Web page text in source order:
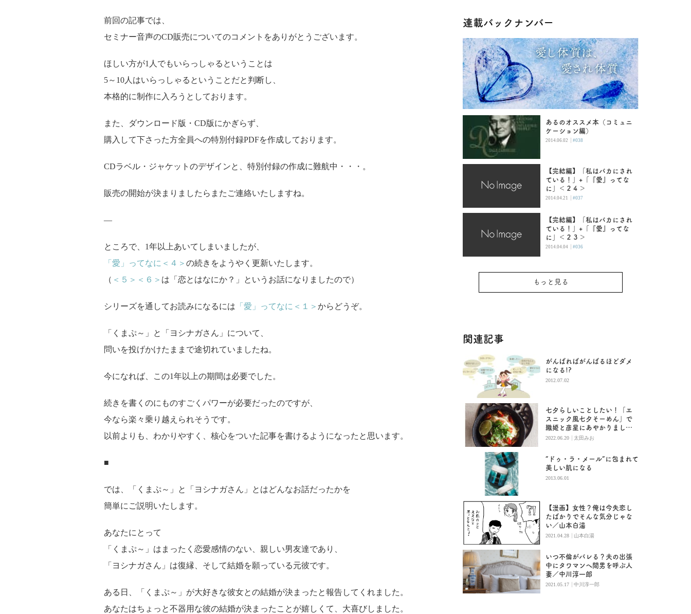
前回の記事では、
セミナー音声のCD販売についてのコメントをありがとうございます。
ほしい方が1人でもいらっしゃるということは
5～10人はいらっしゃるということだと判断し、
本格的に制作に入ろうとしております。
また、ダウンロード版・CD版にかぎらず、
購入して下さった方全員への特別付録PDFを作成しております。
CDラベル・ジャケットのデザインと、特別付録の作成に難航中・・・。
販売の開始が決まりましたらまたご連絡いたしますね。
—
ところで、1年以上あいてしまいましたが、
「愛」ってなに＜４＞ の続きをようやく更新いたします。
（ ＜５＞ ＜６＞ は「恋とはなにか？」というお話になりましたので）
シリーズを通してお読みになるには 「愛」ってなに＜１＞ からどうぞ。
「くまぷ～」と「ヨシナガさん」について、
問いを投げかけたままで途切れていましたね。
今になれば、この1年以上の期間は必要でした。
続きを書くのにものすごくパワーが必要だったのですが、
今なら楽々乗り越えられそうです。
以前よりも、わかりやすく、核心をついた記事を書けるようになったと思います。
■
では、「くまぷ～」と「ヨシナガさん」とはどんなお話だったかを
簡単にご説明いたします。
あなたにとって
「くまぷ～」はまったく恋愛感情のない、親しい男友達であり、
「ヨシナガさん」は復縁、そして結婚を願っている元彼です。
ある日、「くまぷ～」が大好きな彼女との結婚が決まったと報告してくれました。
あなたはちょっと不器用な彼の結婚が決まったことが嬉しくて、大喜びしました。
連載バックナンバー
あるのオススメ本（コミュニ
ケーション編）
2014.06.02 | #038
【完結編】「私はバカにされ
ている！」+「『愛』ってな
に」＜２４＞
2014.04.21 | #037
【完結編】「私はバカにされ
ている！」+「『愛』ってな
に」＜２３＞
2014.04.04 | #036
もっと見る
関連記事
がんばればがんばるほどダメ
になる!?
2012.07.02
七夕らしいことしたい！「エ
スニック風七夕そーめん」で
織姫と彦星にあやかりましょ
う
2022.06.20 | 太田みお
“ドゥ・ラ・メール”に包まれて
美しい肌になる
2013.06.01
【漫画】女性？俺は今失恋し
たばかりでそんな気分じゃな
い／山本白湯
2021.04.28 | 山本白湯
いつ不倫がバレる？夫の出張
中にタワマンへ間男を呼ぶ人
妻／中川淳一郎
2021.05.17 | 中川淳一郎